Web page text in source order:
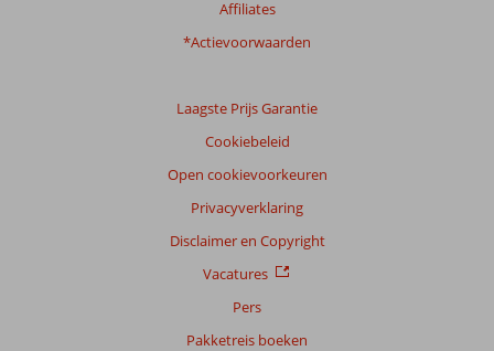
Affiliates
*Actievoorwaarden
Laagste Prijs Garantie
Cookiebeleid
Open cookievoorkeuren
Privacyverklaring
Disclaimer en Copyright
Vacatures
Pers
Pakketreis boeken